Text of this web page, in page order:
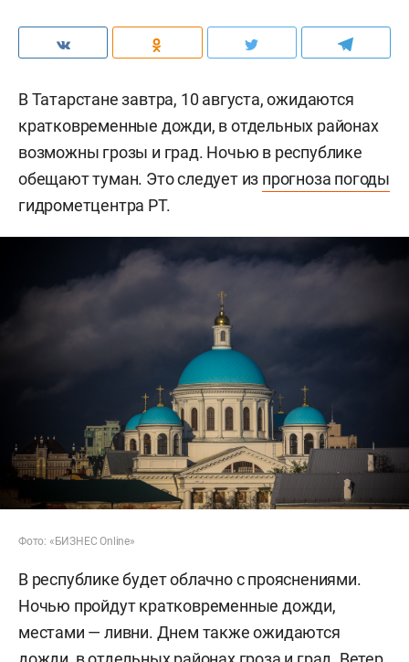
В Татарстане завтра, 10 августа, ожидаются
кратковременные дожди, в отдельных районах
возможны грозы и град. Ночью в республике
обещают туман. Это следует из прогноза погоды
гидрометцентра РТ.
Фото: «БИЗНЕС Online»
В республике будет облачно с прояснениями.
Ночью пройдут кратковременные дожди,
местами — ливни. Днем также ожидаются